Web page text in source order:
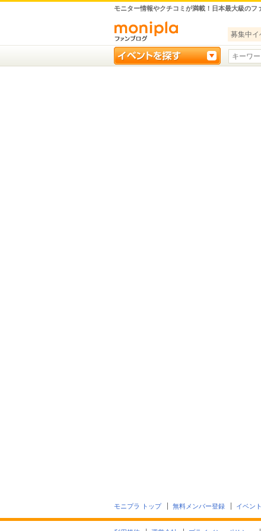
モニター情報やクチコミが満載！日本最大級のフ
募集中イ
モニプラ トップ 無料メンバー登録 イベン